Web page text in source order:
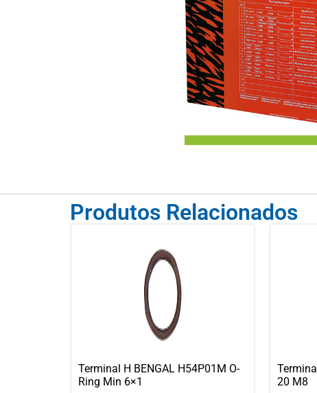
Produtos Relacionados
Terminal H BENGAL H54P01M O-
Ring Min 6×1
20 M8